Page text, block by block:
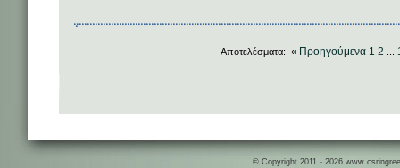
Αποτελέσματα: « Προηγούμενα 1 2
© Copyright 2011 - 2026